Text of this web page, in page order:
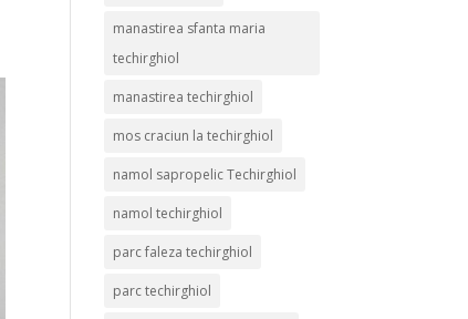
manastirea sfanta maria
techirghiol
manastirea techirghiol
mos craciun la techirghiol
namol sapropelic Techirghiol
namol techirghiol
parc faleza techirghiol
parc techirghiol